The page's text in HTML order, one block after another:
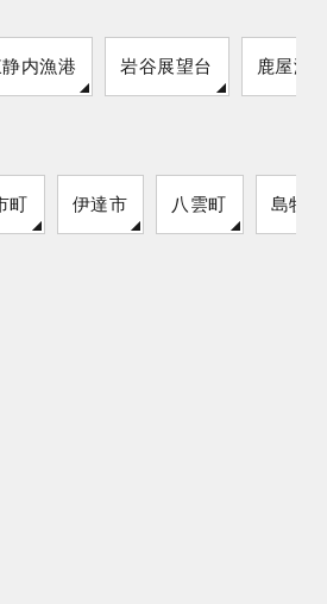
内漁港 岩谷展望台 鹿屋海
町 伊達市 八雲町 島牧村